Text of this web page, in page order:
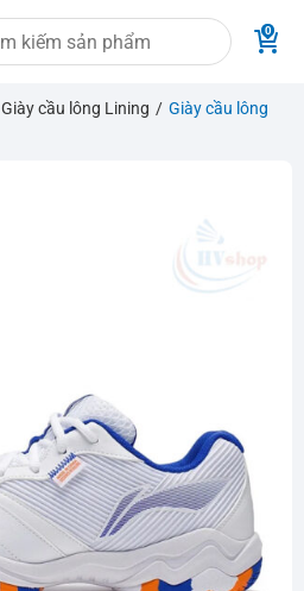
Giày cầu lông Lining / Giày cầu lông